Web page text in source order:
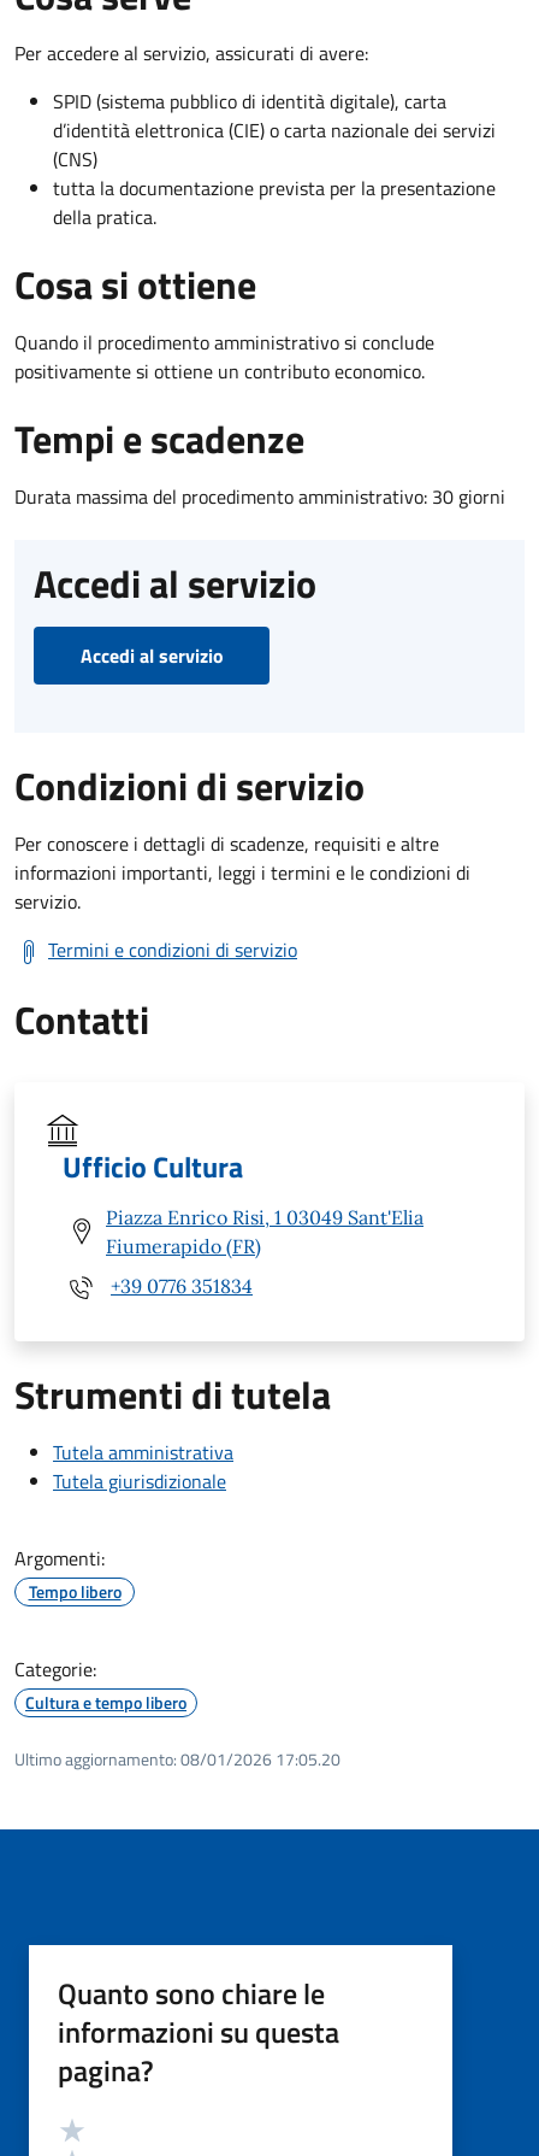
Per accedere al servizio, assicurati di avere:
SPID (sistema pubblico di identità digitale), carta
d’identità elettronica (CIE) o carta nazionale dei servizi
(CNS)
tutta la documentazione prevista per la presentazione
della pratica.
Cosa si ottiene
Quando il procedimento amministrativo si conclude
positivamente si ottiene un contributo economico.
Tempi e scadenze
Durata massima del procedimento amministrativo: 30 giorni
Accedi al servizio
Accedi al servizio
Condizioni di servizio
Per conoscere i dettagli di scadenze, requisiti e altre
informazioni importanti, leggi i termini e le condizioni di
servizio.
Termini e condizioni di servizio
Contatti
Ufficio Cultura
Piazza Enrico Risi, 1 03049 Sant'Elia
Fiumerapido (FR)
+39 0776 351834
Strumenti di tutela
Tutela amministrativa
Tutela giurisdizionale
Argomenti:
Tempo libero
Categorie:
Cultura e tempo libero
Ultimo aggiornamento:08/01/2026 17:05.20
Quanto sono chiare le
informazioni su questa
pagina?
Valutazione